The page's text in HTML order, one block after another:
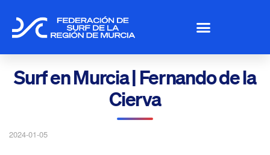
Surf en Murcia | Fernando de la
Cierva
2024-01-05